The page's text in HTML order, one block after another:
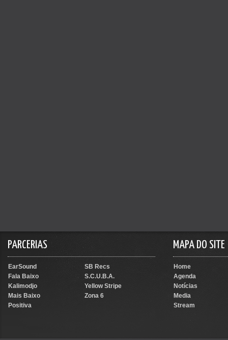
PARCERIAS
EarSound
SB Recs
Fala Baixo
S.C.U.B.A.
Kalimodjo
Yellow Stripe
Mais Baixo
Zona 6
Positiva
MAPA DO SITE
Home
Agenda
Notícias
Media
Stream